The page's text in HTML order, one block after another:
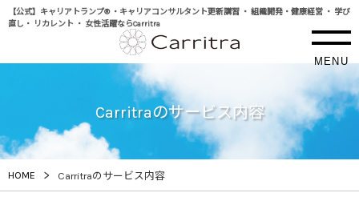
【公式】キャリアトランプ® ・キャリアコンサルタント更新講習 ・ 組織開発・健康経営 ・ 学び
直し・ リカレント ・ 女性活躍ならCarritra
MENU
Carritraのサービス内容
HOME > Carritraのサービス内容